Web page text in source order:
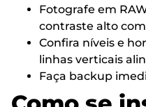
Fotografe em
contraste alto
Confira níveis e
linhas verticais
Faça backup